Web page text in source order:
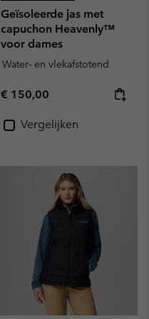
Geïsoleerde jas met
capuchon Heavenly™
voor dames
Water- en vlekafstotend
Regular price:
€ 150,00
Vergelijken